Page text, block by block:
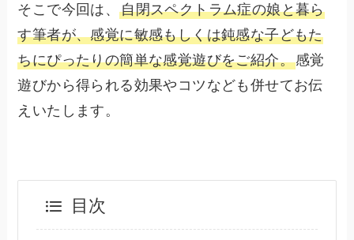
そこで今回は、自閉スペクトラム症の娘と暮ら
す筆者が、感覚に敏感もしくは鈍感な子どもた
ちにぴったりの簡単な感覚遊びをご紹介。感覚
遊びから得られる効果やコツなども併せてお伝
えいたします。
目次